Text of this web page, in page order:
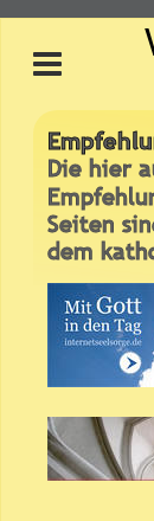
Die hier
Seiten
dem